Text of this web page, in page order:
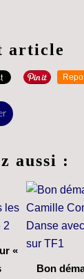
article
aussi :
«
Bon